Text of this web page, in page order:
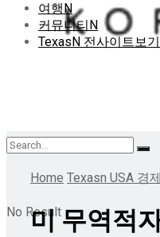
No Result
여행N
커뮤니티N
TexasN 전사이트보기
Home Texasn USA 경제
미 무역적